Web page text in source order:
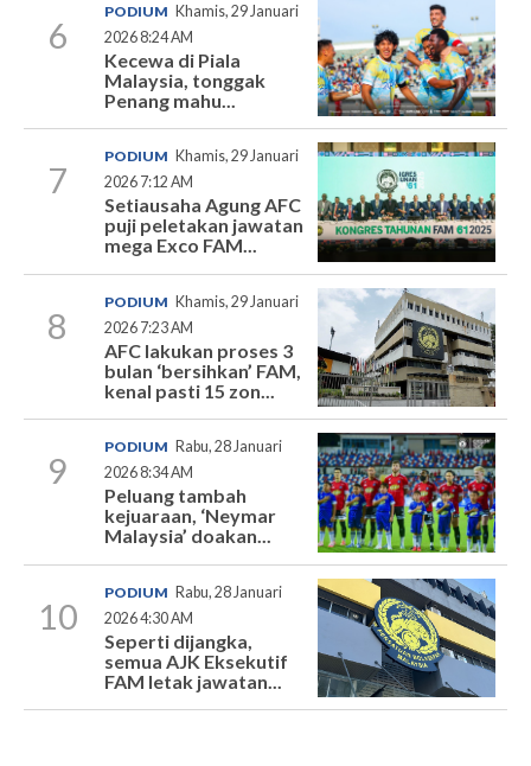
6
PODIUM Khamis, 29 Januari
2026 8:24 AM
Kecewa di Piala
Malaysia, tonggak
Penang mahu...
7
PODIUM Khamis, 29 Januari
2026 7:12 AM
Setiausaha Agung AFC
puji peletakan jawatan
mega Exco FAM...
8
PODIUM Khamis, 29 Januari
2026 7:23 AM
AFC lakukan proses 3
bulan ‘bersihkan’ FAM,
kenal pasti 15 zon...
9
PODIUM Rabu, 28 Januari
2026 8:34 AM
Peluang tambah
kejuaraan, ‘Neymar
Malaysia’ doakan...
10
PODIUM Rabu, 28 Januari
2026 4:30 AM
Seperti dijangka,
semua AJK Eksekutif
FAM letak jawatan...